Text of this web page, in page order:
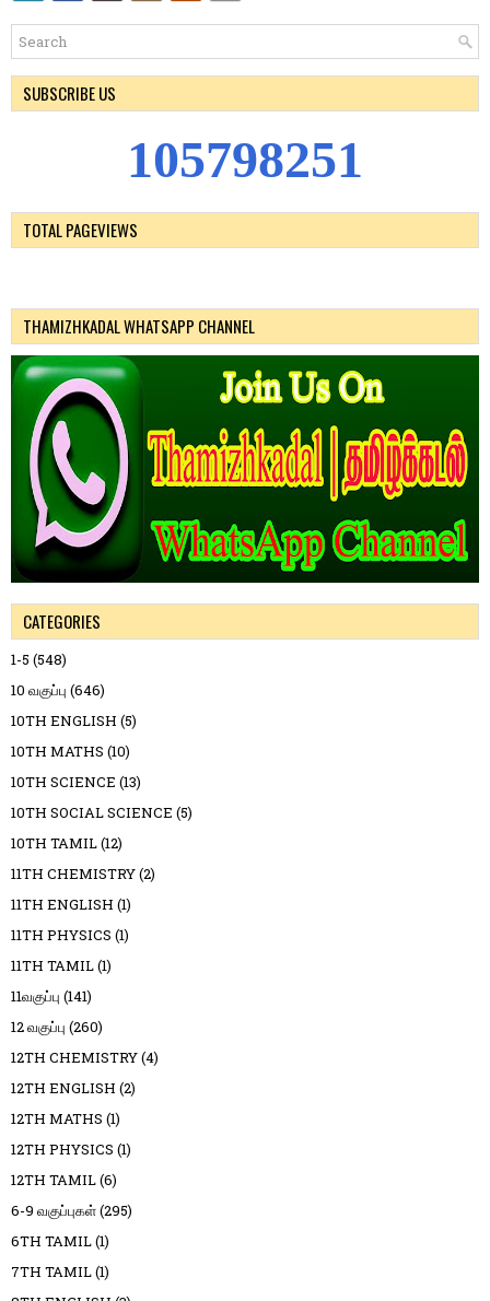
SUBSCRIBE US
105798251
TOTAL PAGEVIEWS
THAMIZHKADAL WHATSAPP CHANNEL
CATEGORIES
1-5 (548)
10 வகுப்பு (646)
10TH ENGLISH (5)
10TH MATHS (10)
10TH SCIENCE (13)
10TH SOCIAL SCIENCE (5)
10TH TAMIL(12)
11TH CHEMISTRY(2)
11TH ENGLISH (1)
11TH PHYSICS (1)
11TH TAMIL(1)
11வகுப்பு (141)
12 வகுப்பு (260)
12TH CHEMISTRY(4)
12TH ENGLISH (2)
12TH MATHS (1)
12TH PHYSICS (1)
12TH TAMIL(6)
6-9 வகுப்புகள்(295)
6TH TAMIL(1)
7TH TAMIL(1)